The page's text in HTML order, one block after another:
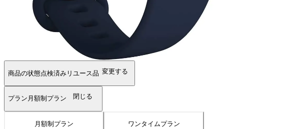
商品の状態点検済みリユース品 変更する
プラン 月額制プラン 閉じる
月額制プラン ワンタイムプラン